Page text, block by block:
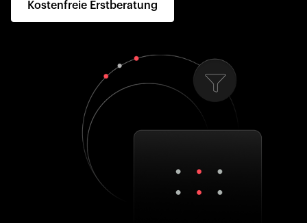
Kostenfreie Erstberatung